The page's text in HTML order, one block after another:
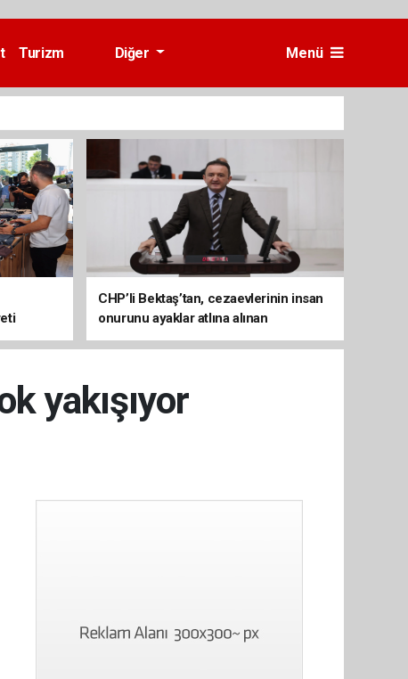
Turizm
Diğer Menü
CHP’li Bektaş’tan, cezaevlerinin insan
onurunu ayaklar atlına alınan
mekânlara dönüşmesine tepki
yakışıyor